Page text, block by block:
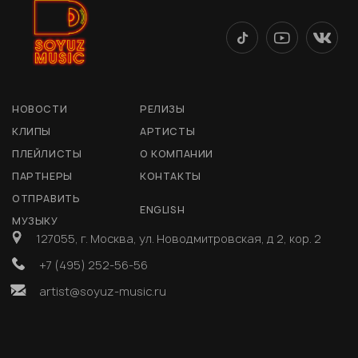
НОВОСТИ
РЕЛИЗЫ
КЛИПЫ
АРТИСТЫ
ПЛЕЙЛИСТЫ
О КОМПАНИИ
ПАРТНЕРЫ
КОНТАКТЫ
ОТПРАВИТЬ
МУЗЫКУ
ENGLISH
127055, г. Москва, ул. Новодмитровская, д 2, кор. 2
+7 (495) 252-56-56
artist@soyuz-music.ru